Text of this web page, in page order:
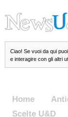
Ciao! Se vuoi da qui puoi
e interagire con gli altri
Home
Scelte U&D